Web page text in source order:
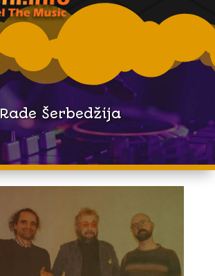
Rade Šerbedžija